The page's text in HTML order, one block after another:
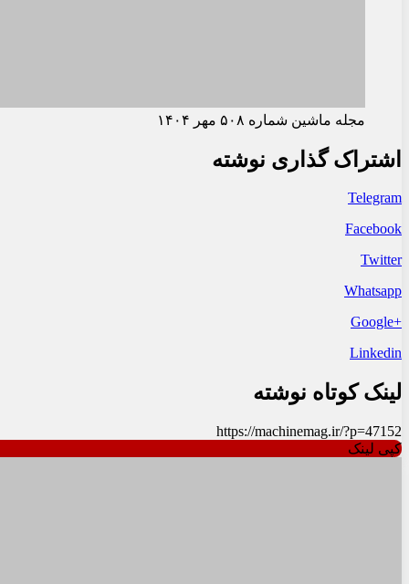
مجله ماشین شماره ۵۰۸ مهر ۱۴۰۴
اشتراک گذاری نوشته
Telegram
Facebook
Twitter
Whatsapp
+Google
Linkedin
لینک کوتاه نوشته
https://machinemag.ir/?p=47152
کپی لینک